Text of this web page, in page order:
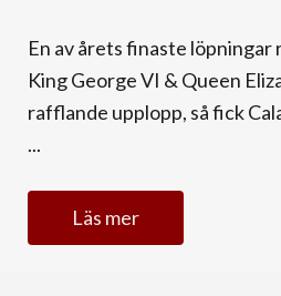
En av årets finaste löpningar
King George VI & Queen
rafflande upplopp, så fick
...
Läs mer